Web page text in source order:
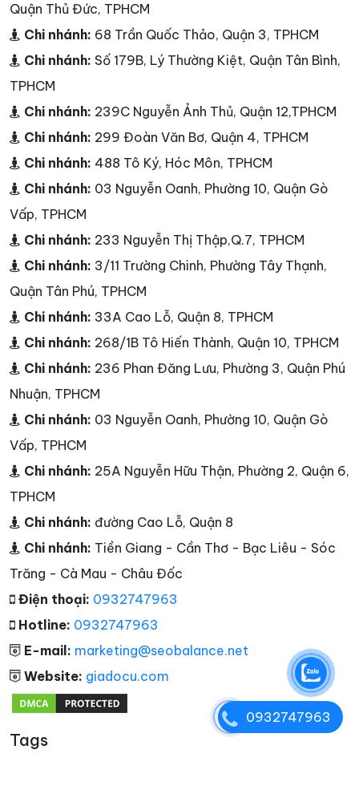
Quận Thủ Đức, TPHCM
Chi nhánh: 68 Trần Quốc Thảo, Quận 3, TPHCM
Chi nhánh: Số 179B, Lý Thường Kiệt, Quận Tân Bình,
TPHCM
Chi nhánh: 239C Nguyễn Ảnh Thủ, Quận 12,TPHCM
Chi nhánh: 299 Đoàn Văn Bơ, Quận 4, TPHCM
Chi nhánh: 488 Tô Ký, Hóc Môn, TPHCM
Chi nhánh: 03 Nguyễn Oanh, Phường 10, Quận Gò
Vấp, TPHCM
Chi nhánh: 233 Nguyễn Thị Thập,Q.7, TPHCM
Chi nhánh: 3/11 Trường Chinh, Phường Tây Thạnh,
Quận Tân Phú, TPHCM
Chi nhánh: 33A Cao Lỗ, Quận 8, TPHCM
Chi nhánh: 268/1B Tô Hiến Thành, Quận 10, TPHCM
Chi nhánh: 236 Phan Đăng Lưu, Phường 3, Quận Phú
Nhuận, TPHCM
Chi nhánh: 03 Nguyễn Oanh, Phường 10, Quận Gò
Vấp, TPHCM
Chi nhánh: 25A Nguyễn Hữu Thận, Phường 2, Quận 6,
TPHCM
Chi nhánh: đường Cao Lỗ, Quận 8
Chi nhánh: Tiền Giang - Cần Thơ - Bạc Liêu - Sóc
Trăng - Cà Mau - Châu Đốc
Điện thoại: 0932747963
Hotline: 0932747963
E-mail: marketing@seobalance.net
Website: giadocu.com
Tags
0932747963